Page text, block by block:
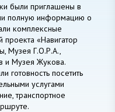
были приглашены в
полную информацию о
комплексные
«Навигатор
Музея Г.О.Р.А.,
и Музея Жукова.
готовность посетить
услугами
транспортное